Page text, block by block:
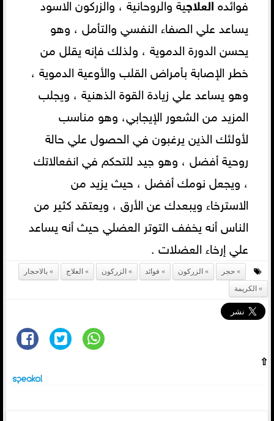
يساعد علي الصفاء النفسي والتأمل ، وهو
يحسن الدورة الدموية ، ولذلك فإنه يقلل من
خطر الإصابة بأمراض القلب والأوعية الدموية ،
وهو يساعد علي زيادة القوة الذهنية ، ويجلب
المزيد من الشعور الإيجابي، وهو مناسب
لأولئك الذين يرغبون في الحصول علي حالة
روحية أفضل ، وهو جيد للتحكم في انفعالاتك
، ويجعل نومك أفضل ، حيث يزيد من
الاسترخاء ويبعدك عن الأرق ، ويعتقد كثير من
الناس أنه يخفف التوتر العضلي حيث أنه يساعد
علي إرخاء العضلات .
حجر الزركون فوائد الزركون العلاج
بالاحجار
الكريمة
⇧